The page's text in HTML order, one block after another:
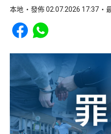
本地 發佈 02.07.2026 17:37
Share to Facebook
Share to WhatsApp